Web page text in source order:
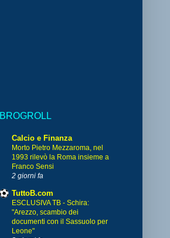
BROGROLL
Calcio e Finanza
Morto Pietro Mezzaroma, nel
1993 rilevò la Roma insieme a
Franco Sensi
2 giorni fa
TuttoB.com
ESCLUSIVA TB - Schira:
"Arezzo, scambio dei
documenti con il Sassuolo per
Leone"